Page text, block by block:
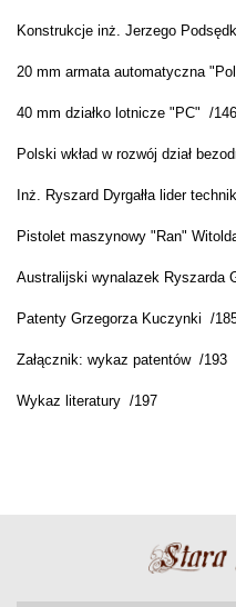
Konstrukcje inż. Jerzego
20 mm armata automatyczna
40 mm działko lotnicze "PC" /146
Polski wkład w rozwój dział
Inż. Ryszard Dyrgałła lider
Pistolet maszynowy "Ran"
Australijski wynalazek Ryszarda
Patenty Grzegorza Kuczynki /
Załącznik: wykaz patentów /193
Wykaz literatury /197